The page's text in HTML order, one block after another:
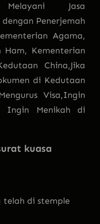
Melayani Jasa
Penerjemah
Agama,
Ham, Kementerian
China,Jika
di Kedutaan
Visa,Ingin
Ingin Menikah di
kuasa
telah di stemple